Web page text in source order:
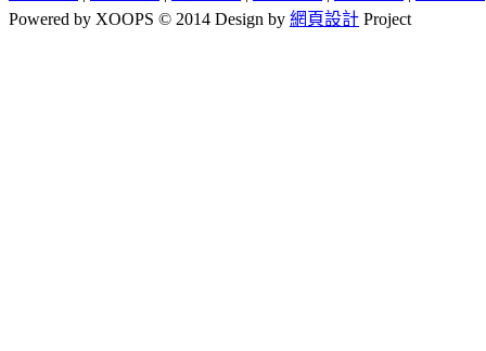
Powered by XOOPS © 2014 Design by 網頁設計 Project